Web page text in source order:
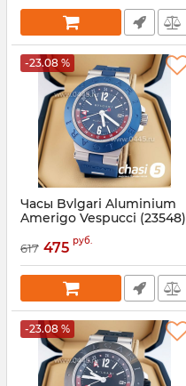
-23.08 %
Часы Bvlgari Aluminium
Amerigo Vespucci (23548)
23548
617 475 руб.
-23.08 %